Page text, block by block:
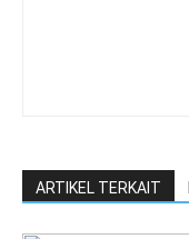
ARTIKEL TERKAIT